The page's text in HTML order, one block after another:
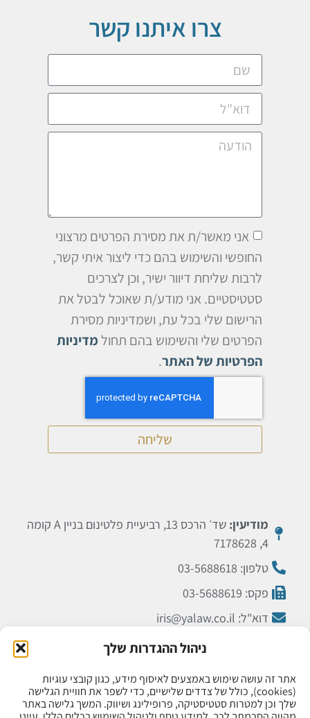
ניהול ההגדרות שלך
אתר זה עושה שימוש באמצעים לאיסוף מידע, כגון קובצי עוגיות
(cookies), כולל של צדדים שלישיים, כדי לשפר את חוויית הגלישה
שלך וכן למטרות סטטיסטיקה, פרופילינג ושיווק. המשך גלישה באתר
מודיעין:
שד׳ הרכס 13, רביעיית פלטינום בניין A קומה
4, 7178628
טלפון: 03-5688618
פקס: 03-5688619
דוא"ל: iris@yalaw.co.il
רח’ הארבעה 28, מגדלי הארבעה (המגדל
טלפון: 076-5384260
צרו איתנו קשר
אני מאשר/ת את מסירת הפרטים מרצוני
החופשי והשימוש בהם כדי ליצור איתי קשר,
לרבות שליחת דיוור ישיר, וכן לצרכים
סטטיסטיים. אני מודע/ת שאוכל לבטל את
הרישום שלי בכל עת, ושמדיניות מסירת
הפרטים שלי והשימוש בהם תחולמדיניות
הפרטיות של האתר.
שליחה